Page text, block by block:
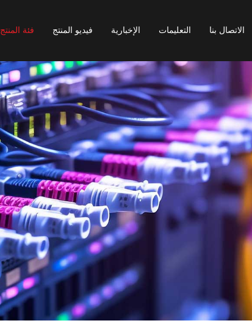
فئة المنتج فيديو المنتج الإخبارية التعليمات الاتصال بنا